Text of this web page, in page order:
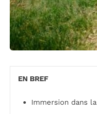
EN BREF
Immersion dans la